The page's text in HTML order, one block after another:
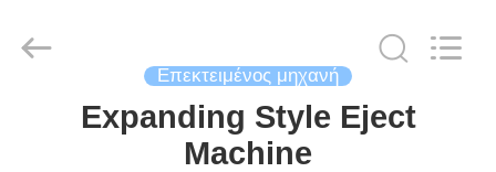
INDUSTRIAL
CO.,
Επεκτειμένος μηχανή
Expanding Style Eject
Machine